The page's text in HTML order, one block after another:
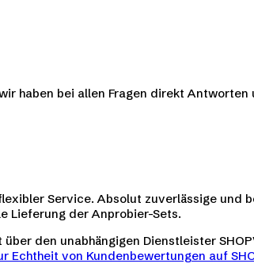
haben bei allen Fragen direkt
Service. Absolut zuverlässige
Lieferung der Anprobier-Sets.
den unabhängigen Dienstleister
Echtheit von Kundenbewertungen auf